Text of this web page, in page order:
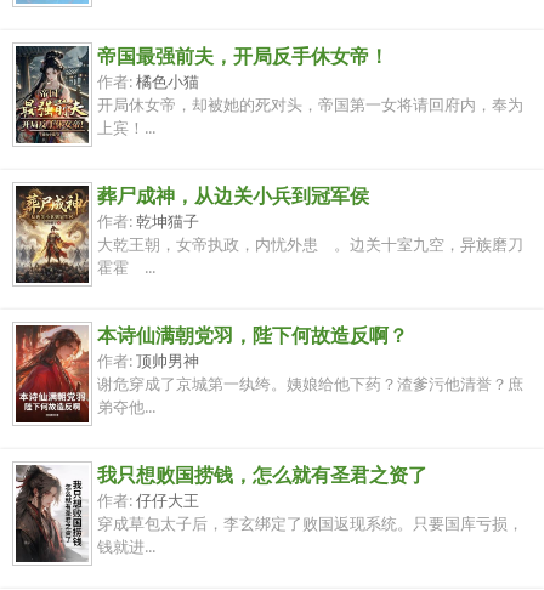
帝国最强前夫，开局反手休女帝！
作者:橘色小猫
开局休女帝，却被她的死对头，帝国第一女将请回府内，奉为
上宾！...
葬尸成神，从边关小兵到冠军侯
作者:乾坤猫子
大乾王朝，女帝执政，内忧外患 。边关十室九空，异族磨刀
霍霍 ...
本诗仙满朝党羽，陛下何故造反啊？
作者:顶帅男神
谢危穿成了京城第一纨绔。姨娘给他下药？渣爹污他清誉？庶
弟夺他...
我只想败国捞钱，怎么就有圣君之资了
作者:仔仔大王
穿成草包太子后，李玄绑定了败国返现系统。只要国库亏损，
钱就进...